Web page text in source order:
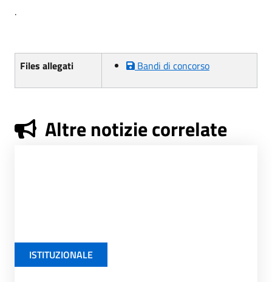
.
Files allegati Bandi di concorso
Altre notizie correlate
ISTITUZIONALE